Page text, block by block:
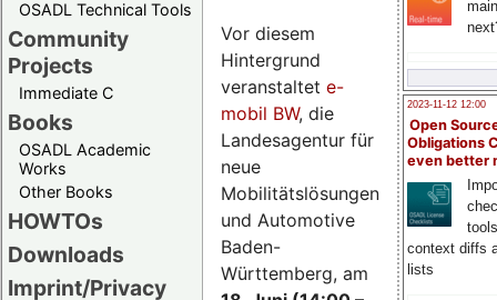
OSADL Technical Tools
Community
Projects
Immediate C
Books
OSADL Academic
Works
Other Books
HOWTOs
Downloads
Imprint/Privacy
2023-11-12 12:00
Open
Obligations
even better
context diffs
lists
Vor diesem
Hintergrund
veranstaltet e-
mobil BW, die
Landesagentur für
neue
Mobilitätslösungen
und Automotive
Baden-
Württemberg, am